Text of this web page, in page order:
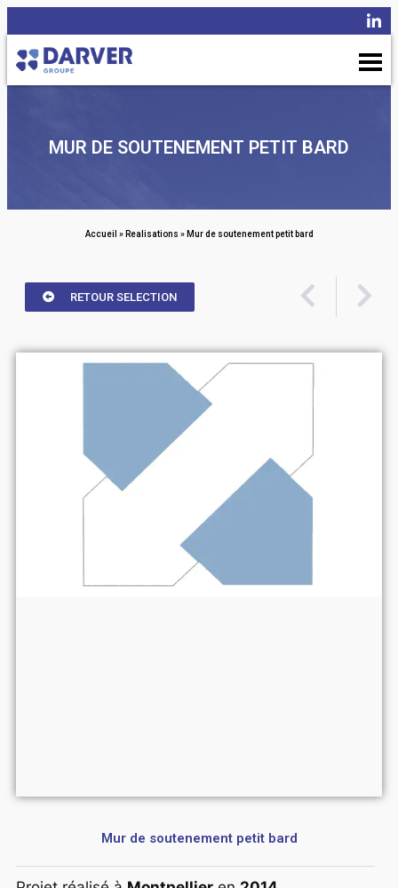
MUR DE SOUTENEMENT PETIT BARD
Accueil » Realisations » Mur de soutenement petit bard
RETOUR SELECTION
Mur de soutenement petit bard